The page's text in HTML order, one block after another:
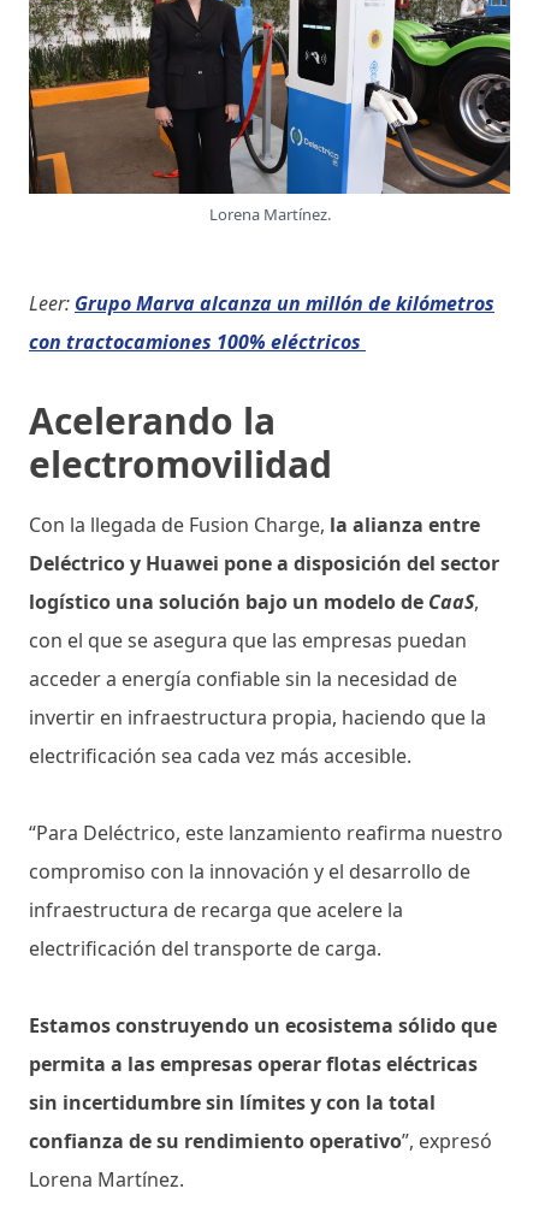
Lorena Martínez.
Leer: Grupo Marva alcanza un millón de kilómetros
con tractocamiones 100% eléctricos
Acelerando la
electromovilidad
Con la llegada de Fusion Charge, la alianza entre
Deléctrico y Huawei pone a disposición del sector
logístico una solución bajo un modelo de CaaS,
con el que se asegura que las empresas puedan
acceder a energía confiable sin la necesidad de
invertir en infraestructura propia, haciendo que la
electrificación sea cada vez más accesible.
“Para Deléctrico, este lanzamiento reafirma nuestro
compromiso con la innovación y el desarrollo de
infraestructura de recarga que acelere la
electrificación del transporte de carga.
Estamos construyendo un ecosistema sólido que
permita a las empresas operar flotas eléctricas
sin incertidumbre sin límites y con la total
confianza de su rendimiento operativo”, expresó
Lorena Martínez.